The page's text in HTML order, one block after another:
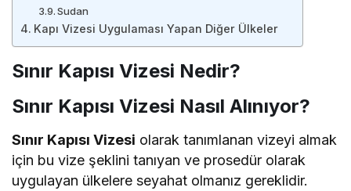
Sudan
Kapı Vizesi Uygulaması Yapan Diğer Ülkeler
Sınır Kapısı Vizesi Nedir?
Sınır Kapısı Vizesi Nasıl Alınıyor?
Sınır Kapısı Vizesi olarak tanımlanan vizeyi almak
için bu vize şeklini tanıyan ve prosedür olarak
uygulayan ülkelere seyahat olmanız gereklidir.